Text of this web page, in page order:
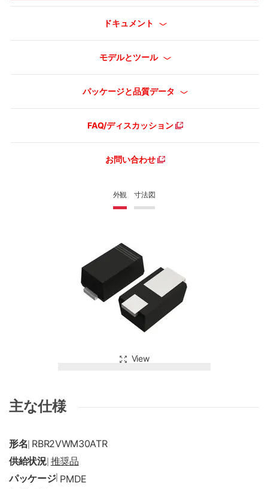
外観 寸法図
View
ドキュメント
モデルとツール
パッケージと品質データ
FAQ/ディスカッション
お問い合わせ
主な仕様
形名 RBR2VWM30ATR
供給状況| 推奨品
パッケージ| PMDE